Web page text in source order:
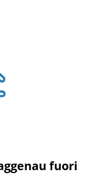
fuori